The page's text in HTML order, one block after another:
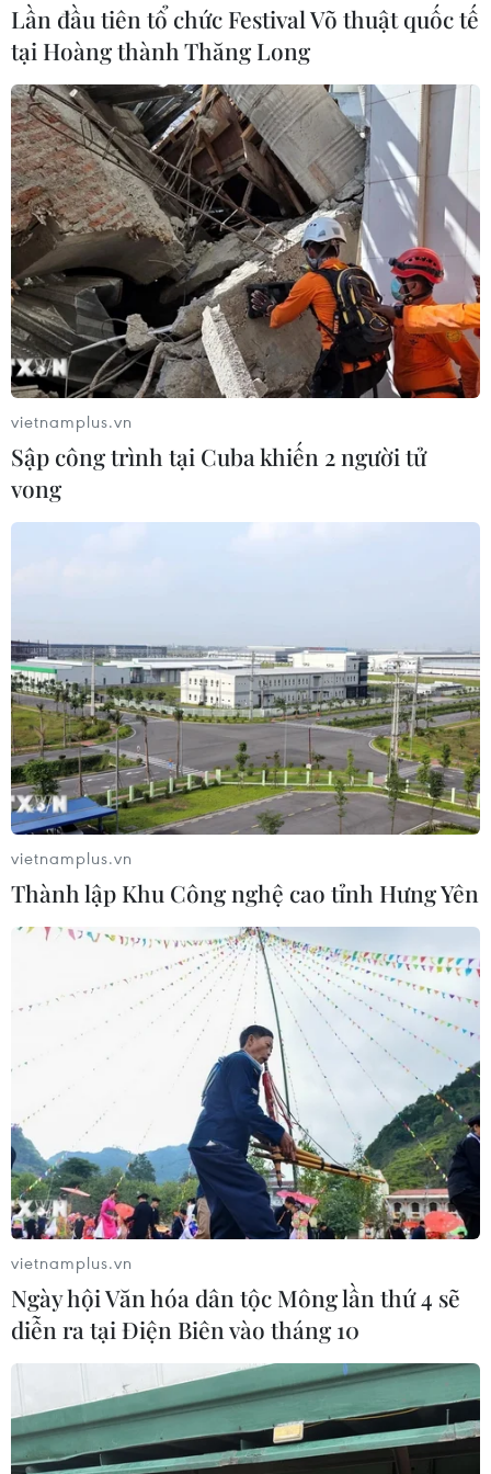
Sau khi Hà Nội tiến hành bỏ 39 chốt kiểm soát, vào giờ
cao điểm các tuyến đường lớn như đường Láng, Ô Chợ
Dừa, Giải Phóng… mật độ giao thông khá dày đặc, các
phương tiện nối đuôi nhau trên đường.
Hà Nội xây dựng phương án mở lại dịch vụ
Long cho biết Sở đang tập trung xây dựng phương án
để mở lại các loại hình vận tải hành khách công cộng
và liên tỉnh theo từng giai đoạn.
Lần đầu tiên tổ chức Festival Võ thuật quốc tế
tại Hoàng thành Thăng Long
vietnamplus.vn
Sập công trình tại Cuba khiến 2 người tử
vong
vietnamplus.vn
Thành lập Khu Công nghệ cao tỉnh Hưng Yên
vietnamplus.vn
Ngày hội Văn hóa dân tộc Mông lần thứ 4 sẽ
diễn ra tại Điện Biên vào tháng 10